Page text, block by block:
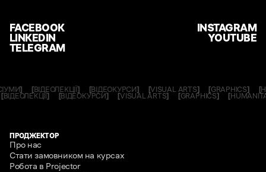
FACEBOOK
LINKEDIN
TELEGRAM
INSTAGRAM
YOUTUBE
] ВІДЕОЛЕКЦІЇ] ВІДЕОКУРСИ] VISUAL ARTS] GRAPHICS ]
ВІДЕОЛЕКЦІЇ ВІДЕОКУРСИ [VISUAL ARTS [GRAPHICS [
ПРОДЖЕКТОР
Про нас
Стати замовником на курсах
Робота в Projector